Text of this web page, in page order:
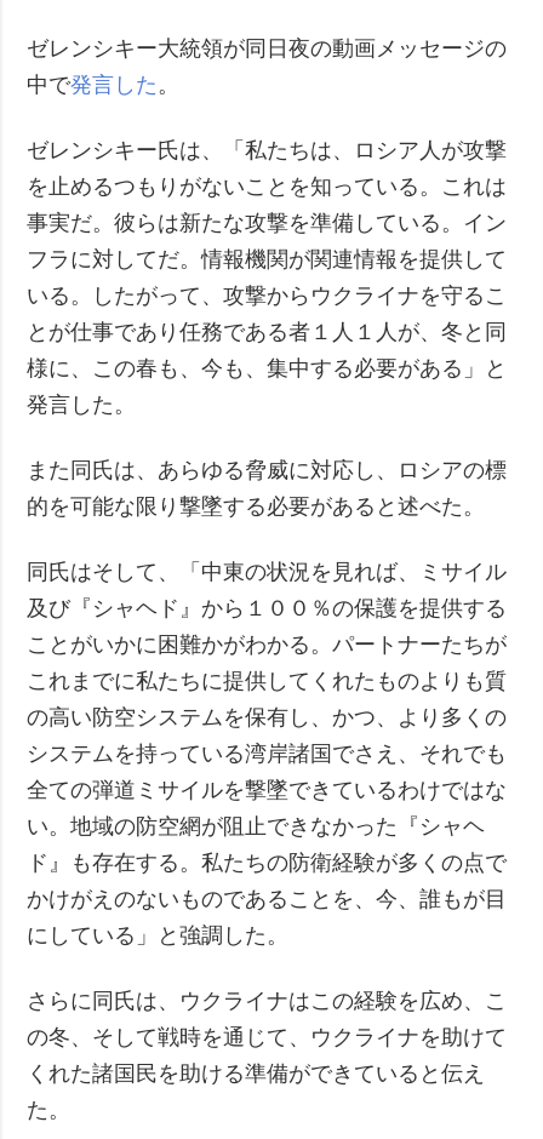
ゼレンシキー大統領が同日夜の動画メッセージの
中で発言した 。
ゼレンシキー氏は、「私たちは、ロシア人が攻撃
を止めるつもりがないことを知っている。これは
事実だ。彼らは新たな攻撃を準備している。イン
フラに対してだ。情報機関が関連情報を提供して
いる。したがって、攻撃からウクライナを守るこ
とが仕事であり任務である者１人１人が、冬と同
様に、この春も、今も、集中する必要がある」と
発言した。
また同氏は、あらゆる脅威に対応し、ロシアの標
的を可能な限り撃墜する必要があると述べた。
同氏はそして、「中東の状況を見れば、ミサイル
及び『シャヘド』から１００％の保護を提供する
ことがいかに困難かがわかる。パートナーたちが
これまでに私たちに提供してくれたものよりも質
の高い防空システムを保有し、かつ、より多くの
システムを持っている湾岸諸国でさえ、それでも
全ての弾道ミサイルを撃墜できているわけではな
い。地域の防空網が阻止できなかった『シャヘ
ド』も存在する。私たちの防衛経験が多くの点で
かけがえのないものであることを、今、誰もが目
にしている」と強調した。
さらに同氏は、ウクライナはこの経験を広め、こ
の冬、そして戦時を通じて、ウクライナを助けて
くれた諸国民を助ける準備ができていると伝え
た。